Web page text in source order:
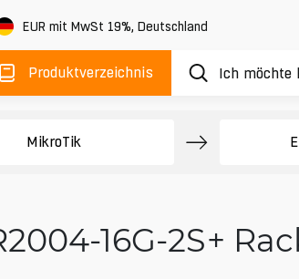
EUR mit MwSt 19%, Deutschland
Produktverzeichnis
MikroTik
16G-2S+